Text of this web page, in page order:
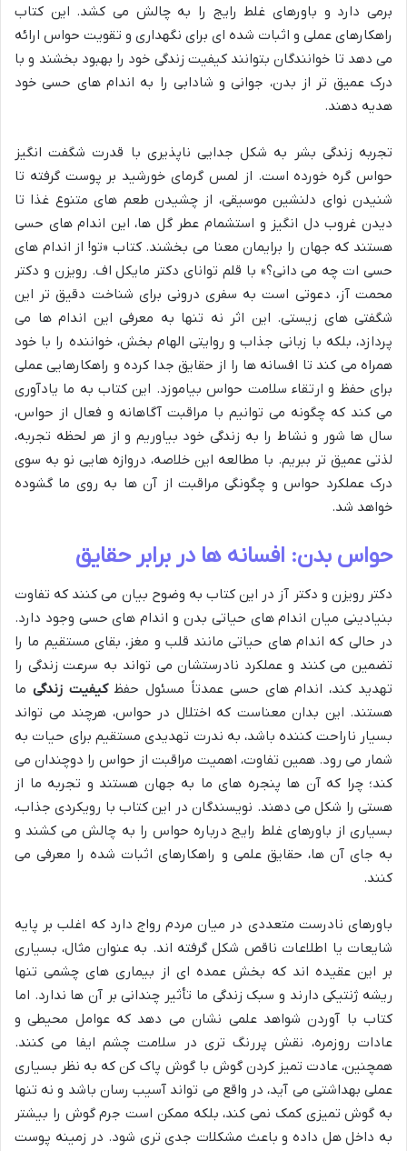
برمی دارد و باورهای غلط رایج را به چالش می کشد. این کتاب
راهکارهای عملی و اثبات شده ای برای نگهداری و تقویت حواس ارائه
می دهد تا خوانندگان بتوانند کیفیت زندگی خود را بهبود بخشند و با
درک عمیق تر از بدن، جوانی و شادابی را به اندام های حسی خود
هدیه دهند.
تجربه زندگی بشر به شکل جدایی ناپذیری با قدرت شگفت انگیز
حواس گره خورده است. از لمس گرمای خورشید بر پوست گرفته تا
شنیدن نوای دلنشین موسیقی، از چشیدن طعم های متنوع غذا تا
دیدن غروب دل انگیز و استشمام عطر گل ها، این اندام های حسی
هستند که جهان را برایمان معنا می بخشند. کتاب «تو! از اندام های
حسی ات چه می دانی؟» با قلم توانای دکتر مایکل اف. رویزن و دکتر
محمت آز، دعوتی است به سفری درونی برای شناخت دقیق تر این
شگفتی های زیستی. این اثر نه تنها به معرفی این اندام ها می
پردازد، بلکه با زبانی جذاب و روایتی الهام بخش، خواننده را با خود
همراه می کند تا افسانه ها را از حقایق جدا کرده و راهکارهایی عملی
برای حفظ و ارتقاء سلامت حواس بیاموزد. این کتاب به ما یادآوری
می کند که چگونه می توانیم با مراقبت آگاهانه و فعال از حواس،
سال ها شور و نشاط را به زندگی خود بیاوریم و از هر لحظه تجربه،
لذتی عمیق تر ببریم. با مطالعه این خلاصه، دروازه هایی نو به سوی
درک عملکرد حواس و چگونگی مراقبت از آن ها به روی ما گشوده
خواهد شد.
حواس بدن: افسانه ها در برابر حقایق
دکتر رویزن و دکتر آز در این کتاب به وضوح بیان می کنند که تفاوت
بنیادینی میان اندام های حیاتی بدن و اندام های حسی وجود دارد.
در حالی که اندام های حیاتی مانند قلب و مغز، بقای مستقیم ما را
تضمین می کنند و عملکرد نادرستشان می تواند به سرعت زندگی را
تهدید کند، اندام های حسی عمدتاً مسئول حفظکیفیت زندگی ما
هستند. این بدان معناست که اختلال در حواس، هرچند می تواند
بسیار ناراحت کننده باشد، به ندرت تهدیدی مستقیم برای حیات به
شمار می رود. همین تفاوت، اهمیت مراقبت از حواس را دوچندان می
کند؛ چرا که آن ها پنجره های ما به جهان هستند و تجربه ما از
هستی را شکل می دهند. نویسندگان در این کتاب با رویکردی جذاب،
بسیاری از باورهای غلط رایج درباره حواس را به چالش می کشند و
به جای آن ها، حقایق علمی و راهکارهای اثبات شده را معرفی می
کنند.
باورهای نادرست متعددی در میان مردم رواج دارد که اغلب بر پایه
شایعات یا اطلاعات ناقص شکل گرفته اند. به عنوان مثال، بسیاری
بر این عقیده اند که بخش عمده ای از بیماری های چشمی تنها
ریشه ژنتیکی دارند و سبک زندگی ما تأثیر چندانی بر آن ها ندارد. اما
کتاب با آوردن شواهد علمی نشان می دهد که عوامل محیطی و
عادات روزمره، نقش پررنگ تری در سلامت چشم ایفا می کنند.
همچنین، عادت تمیز کردن گوش با گوش پاک کن که به نظر بسیاری
عملی بهداشتی می آید، در واقع می تواند آسیب رسان باشد و نه تنها
به گوش تمیزی کمک نمی کند، بلکه ممکن است جرم گوش را بیشتر
به داخل هل داده و باعث مشکلات جدی تری شود. در زمینه پوست